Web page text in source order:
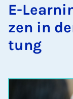
E-
zen in
tung